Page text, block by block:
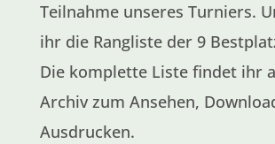
Teilnahme unseres Turniers.
ihr die Rangliste der 9
Die komplette Liste findet ihr
Archiv zum Ansehen,
Ausdrucken.